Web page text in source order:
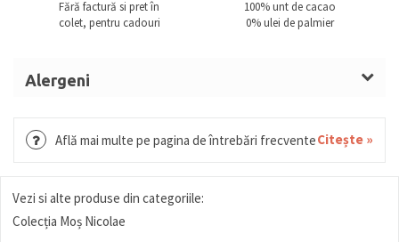
Fără factură si pret în
colet, pentru cadouri
100% unt de cacao
0% ulei de palmier
Alergeni
Află mai multe pe pagina de întrebări frecventeCitește »
Vezi si alte produse din categoriile:
Colecția Moș Nicolae